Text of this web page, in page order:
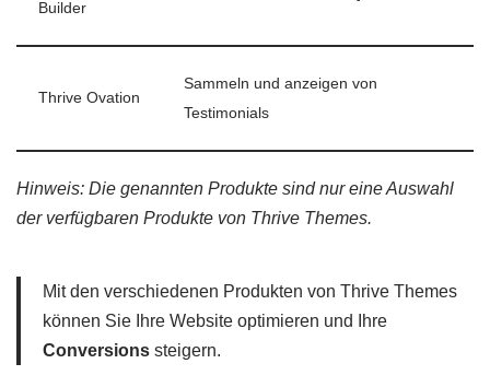
Builder
Thrive Ovation
Sammeln und anzeigen von
Testimonials
Hinweis: Die genannten Produkte sind nur eine Auswahl
der verfügbaren Produkte von Thrive Themes.
Mit den verschiedenen Produkten von Thrive Themes
können Sie Ihre Website optimieren und Ihre
Conversions steigern.